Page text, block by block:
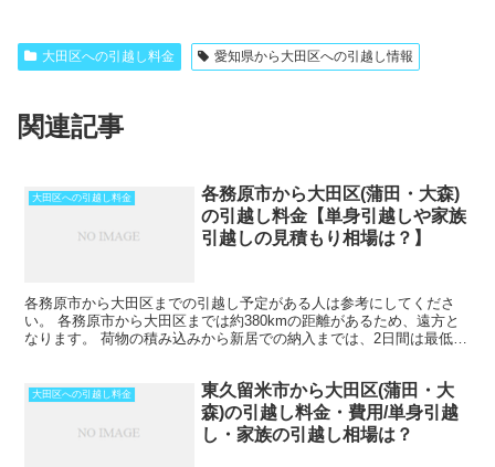
大田区への引越し料金 愛知県から大田区への引越し情報
関連記事
大田区への引越し料金
各務原市から大田区(蒲田・大森)
の引越し料金【単身引越しや家族
引越しの見積もり相場は？】
各務原市から大田区までの引越し予定がある人は参考にしてくださ
い。 各務原市から大田区までは約380kmの距離があるため、遠方と
なります。 荷物の積み込みから新居での納入までは、2日間は最低見
大田区への引越し料金
東久留米市から大田区(蒲田・大
森)の引越し料金・費用/単身引越
し・家族の引越し相場は？